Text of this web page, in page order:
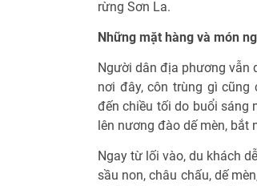
rừng Sơn La.
Những mặt hàng và món
Người dân địa phương vẫn
nơi đây, côn trùng gì
đến chiều tối do buổi sáng
lên nương đào dế mèn, bắt
Ngay từ lối vào, du khách
sầu non, châu chấu, dế